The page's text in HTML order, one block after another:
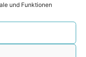
und Funktionen